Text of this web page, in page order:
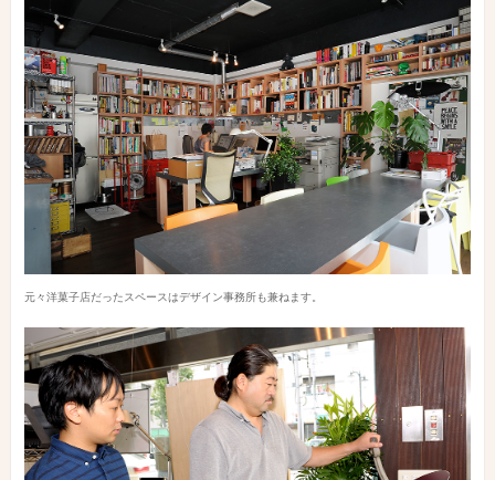
元々洋菓子店だったスペースはデザイン事務所も兼ねます。